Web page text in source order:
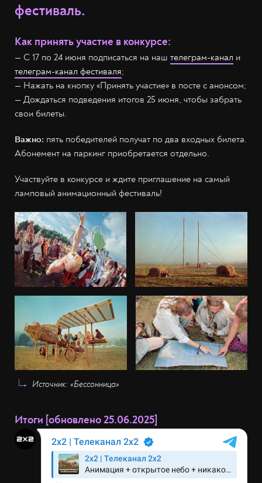
фестиваль.
Как принять участие в конкурсе:
— С 17 по 24 июня подписаться на наш телеграм-канал и
телеграм-канал фестиваля;
— Нажать на кнопку «Принять участие» в посте с анонсом;
— Дождаться подведения итогов 25 июня, чтобы забрать
свои билеты.
Важно: пять победителей получат по два входных билета.
Абонемент на паркинг приобретается отдельно.
Участвуйте в конкурсе и ждите приглашение на самый
ламповый анимационный фестиваль!
Источник: «Бессонница»
Итоги [обновлено 25.06.2025]